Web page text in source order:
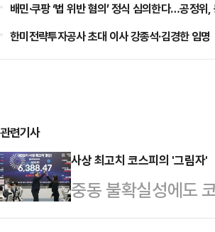
배민·쿠팡 ‘법 위반 혐의’ 정식 심의한다…공정위
한미전략투자공사 초대 이사 강종석·김경한 임명
관련기사
사상 최고치 코스피의 '그림자'
중동 불확실성에도
어질 수 있다는 우려